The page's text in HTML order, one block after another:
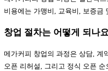
비용에는 가맹비, 교육비, 보증금
창업 절차는 어떻게 되나
메가커피 창업의 과정은 상담, 계
오픈 리허설, 그리고 정식 오픈 순